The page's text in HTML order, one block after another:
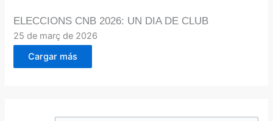
ELECCIONS CNB 2026: UN DIA DE CLUB
25 de març de 2026
Cargar más